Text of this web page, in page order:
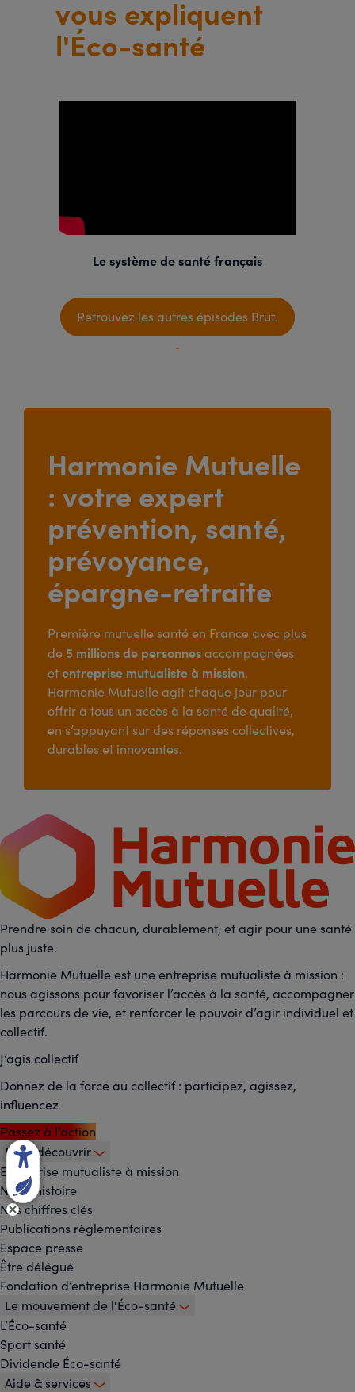
vous expliquent
l'Éco-santé
Le système de santé français
Retrouvez les autres épisodes Brut.
Harmonie Mutuelle
: votre expert
prévention, santé,
prévoyance,
épargne-retraite
Première mutuelle santé en France avec plus
de 5 millions de personnesaccompagnées
etentreprise mutualiste à mission,
Harmonie Mutuelle agit chaque jour pour
offrir à tous un accès à la santé de qualité,
en s’appuyant sur des réponses collectives,
durables et innovantes.
Prendre soin de chacun, durablement, et agir pour une santé
plus juste.
Harmonie Mutuelle est une entreprise mutualiste à mission :
nous agissons pour favoriser l’accès à la santé, accompagner
les parcours de vie, et renforcer le pouvoir d’agir individuel et
collectif.
J’agis collectif
Donnez de la force au collectif : participez, agissez,
influencez
Passez à l’action
Footer
-
Menu
principal
Nous découvrir
Entreprise mutualiste à mission
Notre histoire
Nos chiffres clés
Publications règlementaires
Espace presse
Être délégué
Fondation d’entreprise Harmonie Mutuelle
Le mouvement de l'Éco-santé
L’Éco-santé
Sport santé
Dividende Éco-santé
Aide & services